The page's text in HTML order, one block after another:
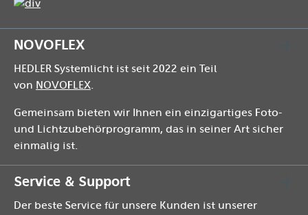
NOVOFLEX
HEDLER Systemlicht ist seit 2022 ein Teil
von NOVOFLEX.
Gemeinsam bieten wir Ihnen ein einzigartiges Foto-
und Lichtzubehörprogramm, das in seiner Art sicher
einmalig ist.
Service & Support
Der beste Service für unsere Kunden ist unserer